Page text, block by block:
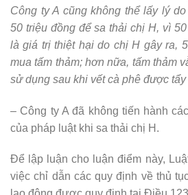
Công ty A cũng không thể lấy lý
50 triệu đồng để sa thải chị H, vì
là giá trị thiệt hại do chị H gây ra,
mua tấm thảm; hơn nữa, tấm thảm
sử dụng sau khi vết cà phê được tẩy
– Công ty A đã không tiến hành
của pháp luật khi sa thải chị H.
Để lập luận cho luận điểm này,
việc chỉ dẫn các quy định về thủ